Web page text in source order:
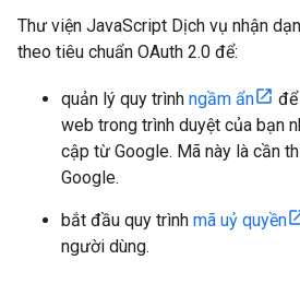
Thư viện JavaScript Dịch vụ nhận
theo tiêu chuẩn OAuth 2.0 để:
quản lý quy trình ngầm ẩn
web trong trình duyệt của bạn
cập từ Google. Mã này là cần
Google.
bắt đầu quy trình mã uỷ quyền
người dùng.